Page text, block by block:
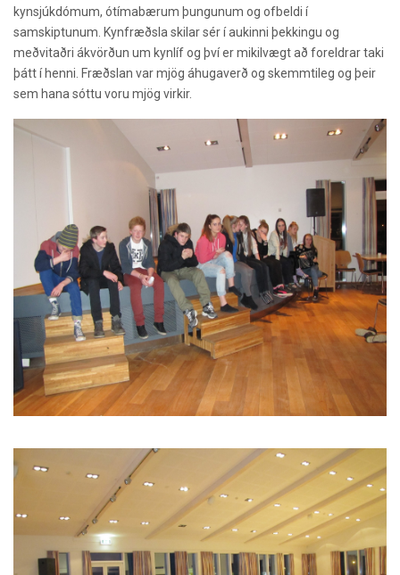
kynsjúkdómum, ótímabærum þungunum og ofbeldi í
samskiptunum. Kynfræðsla skilar sér í aukinni þekkingu og
meðvitaðri ákvörðun um kynlíf og því er mikilvægt að foreldrar taki
þátt í henni. Fræðslan var mjög áhugaverð og skemmtileg og þeir
sem hana sóttu voru mjög virkir.